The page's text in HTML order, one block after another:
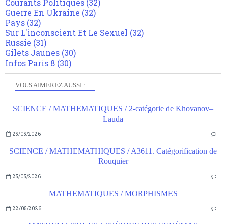
VOUS AIMEREZ AUSSI :
SCIENCE / MATHEMATIQUES / 2-catégorie de Khovanov–
Lauda
25/05/2026 …
SCIENCE / MATHEMATHIQUES / A3611. Catégorification de
Rouquier
25/05/2026 …
MATHEMATIQUES / MORPHISMES
22/05/2026 …
Courants Politiques (32)
Guerre En Ukraine (32)
Pays (32)
Sur L'inconscient Et Le Sexuel (32)
Russie (31)
Gilets Jaunes (30)
Infos Paris 8 (30)